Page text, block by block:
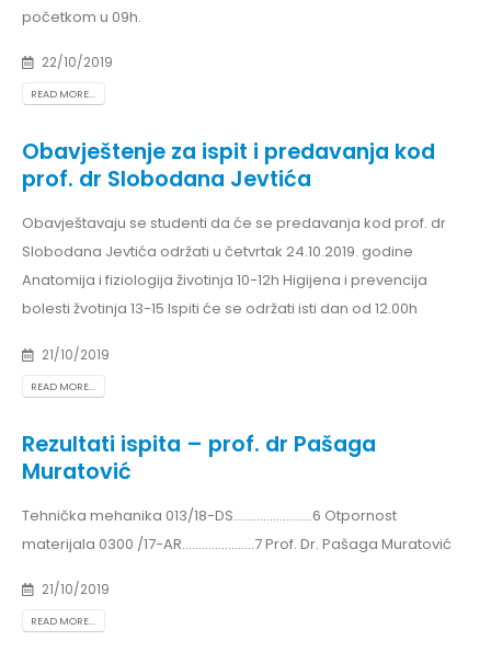
početkom u 09h.
22/10/2019
READ MORE...
Obavještenje za ispit i predavanja kod
prof. dr Slobodana Jevtića
Obavještavaju se studenti da će se predavanja kod prof. dr
Slobodana Jevtića održati u četvrtak 24.10.2019. godine
Anatomija i fiziologija životinja 10-12h Higijena i prevencija
bolesti žvotinja 13-15 Ispiti će se održati isti dan od 12.00h
21/10/2019
READ MORE...
Rezultati ispita – prof. dr Pašaga
Muratović
Tehnička mehanika 013/18-DS........................6 Otpornost
materijala 0300 /17-AR......................7 Prof. Dr. Pašaga Muratović
21/10/2019
READ MORE...